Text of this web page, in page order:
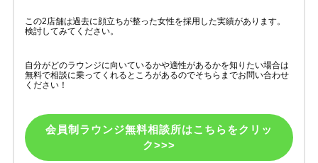
この2店舗は過去に顔立ちが整った女性を採用した実績があります。
検討してみてください。
自分がどのラウンジに向いているかや適性があるかを知りたい場合は
無料で相談に乗ってくれるところがあるのでそちらまでお問い合わせ
ください！
会員制ラウンジ無料相談所はこちらをクリッ
ク>>>